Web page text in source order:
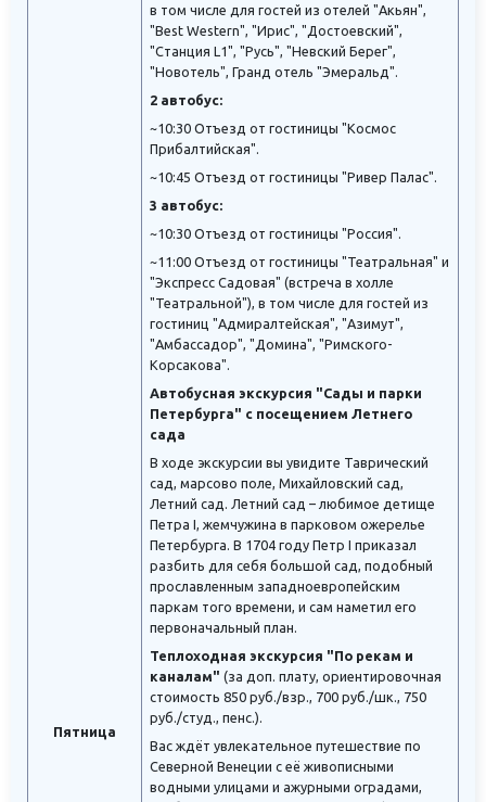
Пятница
в том числе для гостей из отелей "Акьян",
"Best Western", "Ирис", "Достоевский",
"Станция L1", "Русь", "Невский Берег",
"Новотель", Гранд отель "Эмеральд".
2 автобус:
~10:30 Отъезд от гостиницы "Космос
Прибалтийская".
~10:45 Отъезд от гостиницы "Ривер Палас".
3 автобус:
~10:30 Отъезд от гостиницы "Россия".
~11:00 Отъезд от гостиницы "Театральная" и
"Экспресс Садовая" (встреча в холле
"Театральной"), в том числе для гостей из
гостиниц "Адмиралтейская", "Азимут",
"Амбассадор", "Домина", "Римского-
Корсакова".
Автобусная экскурсия "Сады и парки
Петербурга" с посещением Летнего
сада
В ходе экскурсии вы увидите Таврический
сад, марсово поле, Михайловский сад,
Летний сад. Летний сад – любимое детище
Петра I, жемчужина в парковом ожерелье
Петербурга. В 1704 году Петр I приказал
разбить для себя большой сад, подобный
прославленным западноевропейским
паркам того времени, и сам наметил его
первоначальный план.
Теплоходная экскурсия "По рекам и
каналам" (за доп. плату, ориентировочная
стоимость 850 руб./взр., 700 руб./шк., 750
руб./студ., пенс.).
Вас ждёт увлекательное путешествие по
Северной Венеции с её живописными
водными улицами и ажурными оградами,